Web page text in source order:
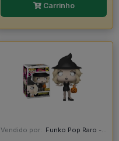
Carrinho
Vendido por: Funko Pop Raro - SP